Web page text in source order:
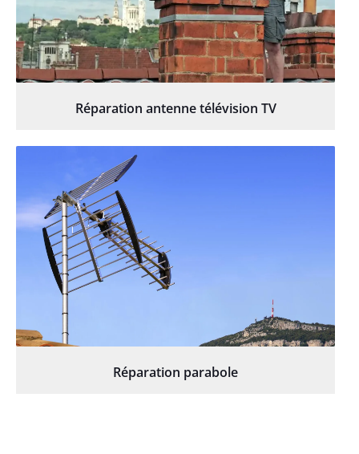
Réparation antenne télévision TV
Réparation parabole